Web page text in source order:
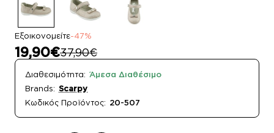
Εξοικονομείτε-47%
19,90€37,90€
Διαθεσιμότητα: Άμεσα Διαθέσιμο
Brands: Scarpy
Κωδικός Προϊόντος: 20-507